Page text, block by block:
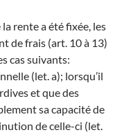
rente a été fixée, les
de frais (art. 10 à 13)
cas suivants:
(let. a); lorsqu’il
et que des
sa capacité de
de celle-ci (let.